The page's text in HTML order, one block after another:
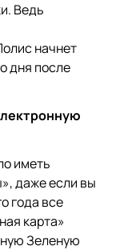
Ведь
начнет
дня после
иметь
даже если вы
года все
карта»
Зеленую